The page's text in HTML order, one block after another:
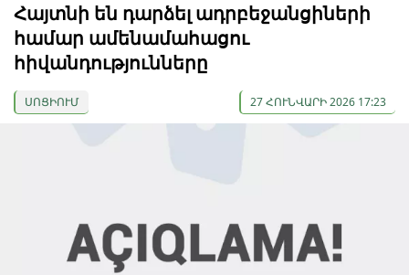
Հայտնի են դարձել ադրբեջանցիների
համար ամենամահացու
հիվանդությունները
ՍՈՑԻՈՒՄ 27 ՀՈՒՆՎԱՐԻ 2026 17:23